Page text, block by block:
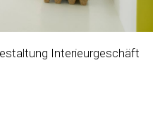
Interieurgeschäft